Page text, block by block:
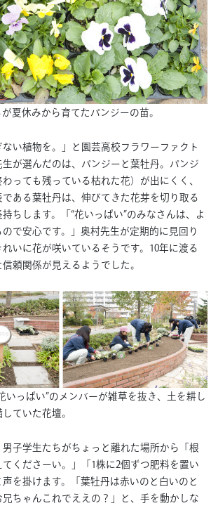
夏休みから育てたパンジーの苗。
ない植物を。」と園芸高校フラワーファクト
生が選んだのは、パンジーと葉牡丹。パンジ
っても残っている枯れた花）が出にくく、
ある葉牡丹は、伸びてきた花芽を切り取る
ちします。「“花いっぱい”のみなさんは、よ
で安心です。」奥村先生が定期的に見回り
いに花が咲いているそうです。10年に渡る
頼関係が見えるようでした。
いっぱい”のメンバーが雑草を抜き、土を耕し
ていた花壇。
子学生たちがちょっと離れた場所から「根
くださーい。」「1株に2個ずつ肥料を置い
を掛けます。「葉牡丹は赤いのと白いのと
ちゃんこれでええの？」と、手を動かしな